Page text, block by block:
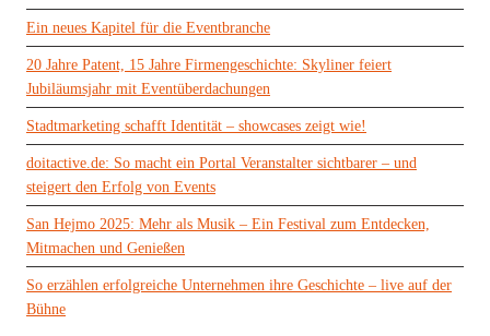
Ein neues Kapitel für die Eventbranche
20 Jahre Patent, 15 Jahre Firmengeschichte: Skyliner feiert
Jubiläumsjahr mit Eventüberdachungen
Stadtmarketing schafft Identität – showcases zeigt wie!
doitactive.de: So macht ein Portal Veranstalter sichtbarer – und
steigert den Erfolg von Events
San Hejmo 2025: Mehr als Musik – Ein Festival zum Entdecken,
Mitmachen und Genießen
So erzählen erfolgreiche Unternehmen ihre Geschichte – live auf der
Bühne